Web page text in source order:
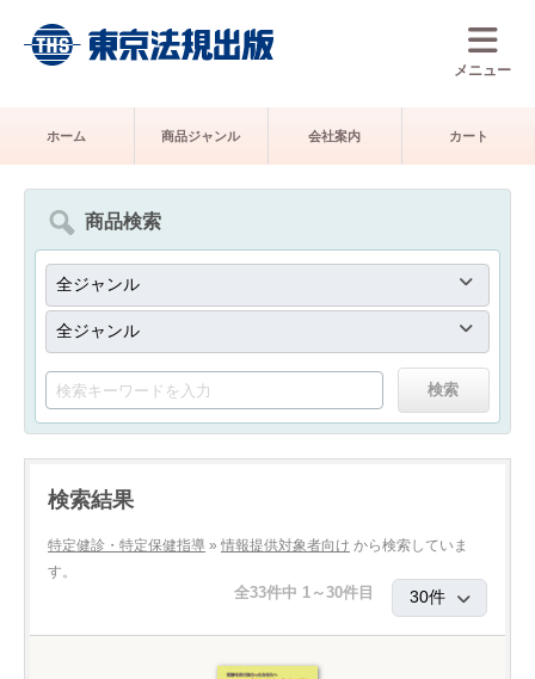
メニュー
ホーム 商品ジャンル 会社案内 カート
商品検索
検索結果
特定健診・特定保健指導 » 情報提供対象者向け から検索していま
す。
全33件中 1～30件目